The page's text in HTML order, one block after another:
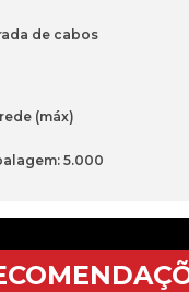
de cabos
(máx)
5.000